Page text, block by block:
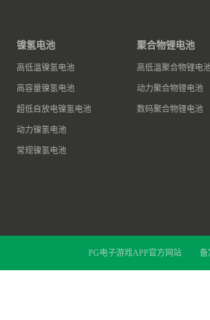
镍氢电池
高低温镍氢电池
高容量镍氢电池
超低自放电镍氢电池
动力镍氢电池
常规镍氢电池
聚合物锂电池
高低温聚合物锂电
动力聚合物锂电池
数码聚合物锂电池
PG电子游戏APP官方网站 备